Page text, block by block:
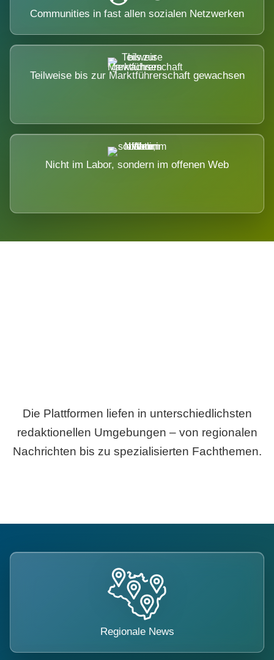
Communities in fast allen sozialen Netzwerken
Teilweise bis zur Marktführerschaft gewachsen
Nicht im Labor, sondern im offenen Web
Die Plattformen liefen in unterschiedlichsten
redaktionellen Umgebungen – von regionalen
Nachrichten bis zu spezialisierten Fachthemen.
Regionale News